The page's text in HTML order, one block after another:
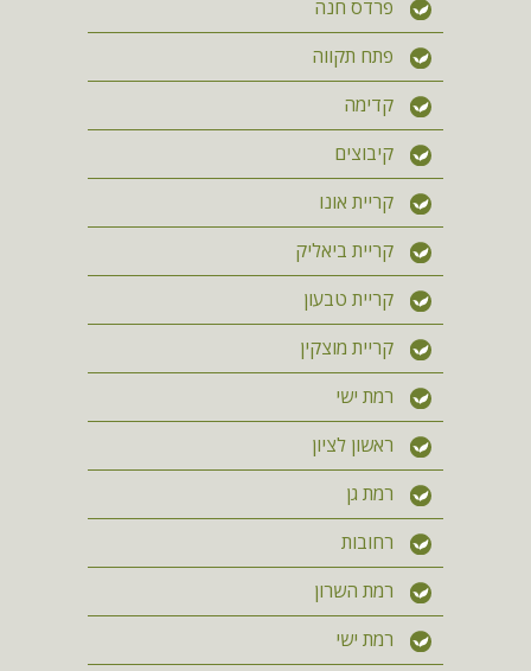
פרדס חנה
פתח תקווה
קדימה
קיבוצים
קריית אונו
קריית ביאליק
קריית טבעון
קריית מוצקין
רמת ישי
ראשון לציון
רמת גן
רחובות
רמת השרון
רמת ישי